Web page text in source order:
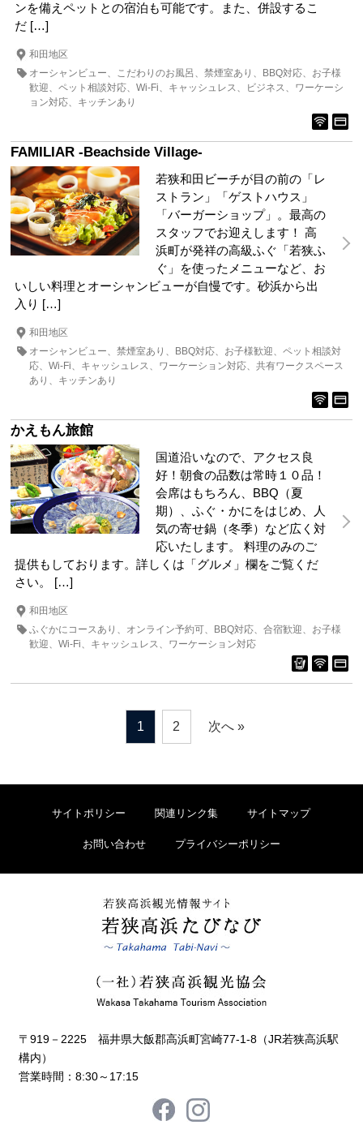
ンを備えペットとの宿泊も可能です。また、併設するこ
だ […]
和田地区
オーシャンビュー
こだわりのお風呂 禁煙室あり BBQ対応
お子様
歓迎
ペット相談対応 Wi-Fi キャッシュレス ビジネス
ワーケーシ
ョン対応
キッチンあり
FAMILIAR -Beachside Village-
若狭和田ビーチが目の前の「レ
ストラン」「ゲストハウス」
「バーガーショップ」。最高の
スタッフでお迎えします！ 高
浜町が発祥の高級ふぐ「若狭ふ
ぐ」を使ったメニューなど、お
いしい料理とオーシャンビューが自慢です。砂浜から出
入り […]
和田地区
オーシャンビュー
禁煙室あり BBQ対応 お子様歓迎
ペット相談対
応
Wi-Fi キャッシュレス ワーケーション対応
共有ワークスペース
あり
キッチンあり
かえもん旅館
国道沿いなので、アクセス良
好！朝食の品数は常時１０品！
会席はもちろん、BBQ（夏
期）、ふぐ・かにをはじめ、人
気の寄せ鍋（冬季）など広く対
応いたします。 料理のみのご
提供もしております。詳しくは「グルメ」欄をご覧くだ
さい。 […]
和田地区
ふぐかにコースあり
オンライン予約可 BBQ対応 合宿歓迎
お子様
歓迎
Wi-Fi キャッシュレス ワーケーション対応
1 2 次へ »
サイトポリシー 関連リンク集 サイトマップ
お問い合わせ プライバシーポリシー
〒919－2225 福井県大飯郡高浜町宮崎77-1-8（JR若狭高浜駅
構内）
営業時間：8:30～17:15